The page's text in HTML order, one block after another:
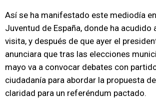
Así se ha manifestado este mediodía
Juventud de España, donde ha acudido
visita, y después de que ayer el
anunciara que tras las elecciones
mayo va a convocar debates con
ciudadanía para abordar la propuesta
claridad para un referéndum pactado.